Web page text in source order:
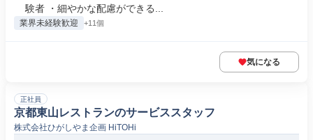
験者 ・細やかな配慮ができる...
業界未経験歓迎 +11個
気になる
正社員
京都東山レストランのサービススタッフ
株式会社ひがしやま企画 HiTOHi